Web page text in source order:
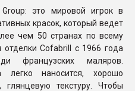
это мировой игрок в
красок, который ведет
чем 50 странах по всему
Cofabrill с 1966 года
французских маляров.
легко наносится, хорошо
текстуру. Чтобы